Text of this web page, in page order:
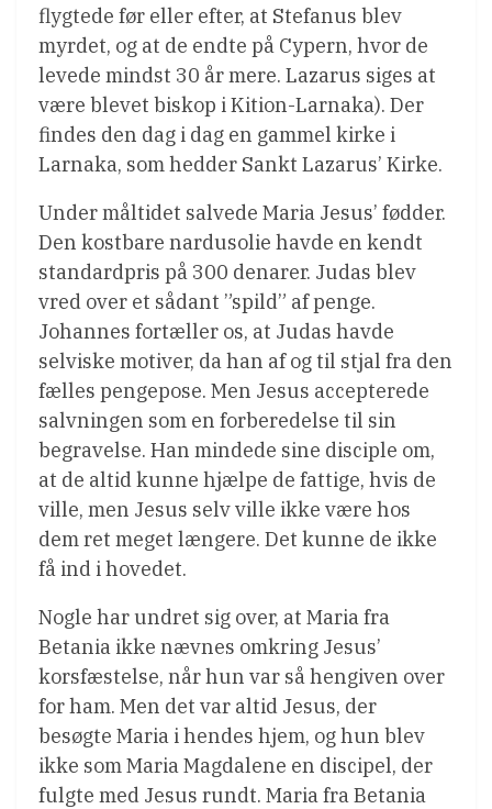
flygtede før eller efter, at Stefanus blev
myrdet, og at de endte på Cypern, hvor de
levede mindst 30 år mere. Lazarus siges at
være blevet biskop i Kition-Larnaka). Der
findes den dag i dag en gammel kirke i
Larnaka, som hedder Sankt Lazarus’ Kirke.
Under måltidet salvede Maria Jesus’ fødder.
Den kostbare nardusolie havde en kendt
standardpris på 300 denarer. Judas blev
vred over et sådant ”spild” af penge.
Johannes fortæller os, at Judas havde
selviske motiver, da han af og til stjal fra den
fælles pengepose. Men Jesus accepterede
salvningen som en forberedelse til sin
begravelse. Han mindede sine disciple om,
at de altid kunne hjælpe de fattige, hvis de
ville, men Jesus selv ville ikke være hos
dem ret meget længere. Det kunne de ikke
få ind i hovedet.
Nogle har undret sig over, at Maria fra
Betania ikke nævnes omkring Jesus’
korsfæstelse, når hun var så hengiven over
for ham. Men det var altid Jesus, der
besøgte Maria i hendes hjem, og hun blev
ikke som Maria Magdalene en discipel, der
fulgte med Jesus rundt. Maria fra Betania